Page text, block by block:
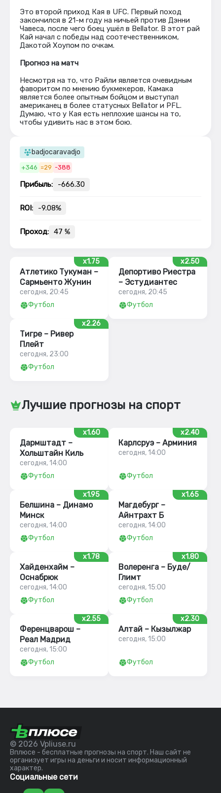
Это второй приход Кая в UFC. Первый поход
закончился в 21-м году на ничьей против Дэнни
Чавеса, после чего боец ушёл в Bellator. В этот рай
Кай начал с победы над соотечественником,
Дакотой Хоупом по очкам.
Прогноз на матч
Несмотря на то, что Райли является очевидным
фаворитом по мнению букмекеров, Камака
является более опытным бойцом и выступал
американец в более статусных Bellator и PFL.
Думаю, что у Кая есть неплохие шансы на то,
чтобы удивить нас в этом бою.
badjocaravadjo
+346 =29 -388
Прибыль: -666.30
ROI: -9.08%
Проход: 47 %
x1.75
Атлетико Тукуман –
Сармьенто Жунин
сегодня, 20:45
Футбол
x2.50
Депортиво Риестра
– Эстудиантес
сегодня, 20:45
Футбол
x2.26
Тигре – Ривер
Плейт
сегодня, 23:00
Футбол
Лучшие прогнозы на спорт
x1.60
Дармштадт –
Хольштайн Киль
сегодня, 14:00
Футбол
x2.40
Карлсруэ – Арминия
сегодня, 14:00
Футбол
x1.95
Белшина – Динамо
Минск
сегодня, 14:00
Футбол
x1.65
Магдебург –
Айнтрахт Б
сегодня, 14:00
Футбол
x1.78
Хайденхайм –
Оснабрюк
сегодня, 14:00
Футбол
x1.80
Волеренга – Буде/
Глимт
сегодня, 15:00
Футбол
x2.55
Ференцварош –
Реал Мадрид
сегодня, 15:00
Футбол
x2.30
Алтай – Кызылжар
сегодня, 15:00
Футбол
© 2026 Vpliuse.ru
Вплюсе - бесплатные прогнозы на спорт. Наш сайт не
организует игры на деньги и носит информационный
характер.
Социальные сети